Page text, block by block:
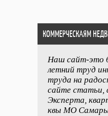
КОММЕРЧЕСКАЯМ
Наш сайт-это
летний труд
труда на
сайте
Эксперта,
квы МО